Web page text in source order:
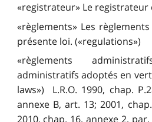
«registrateur» Le registrateur
«règlements» Les
présente loi. («regulations»)
«règlements
administratifs adoptés en
laws») L.R.O. 1990, chap.
annexe B, art. 13; 2001,
2010, chap. 16, annexe 2,